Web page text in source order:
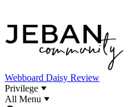
Webboard Daisy Review
Privilege
All Menu